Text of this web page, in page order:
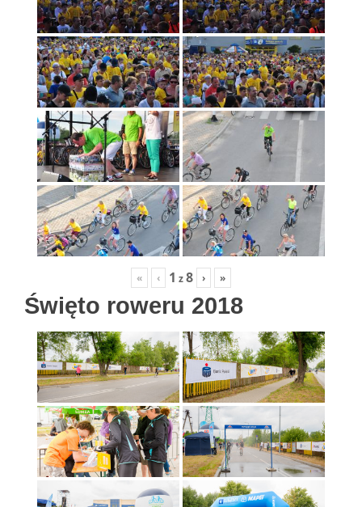
« ‹ 1 z8 › »
Święto roweru 2018